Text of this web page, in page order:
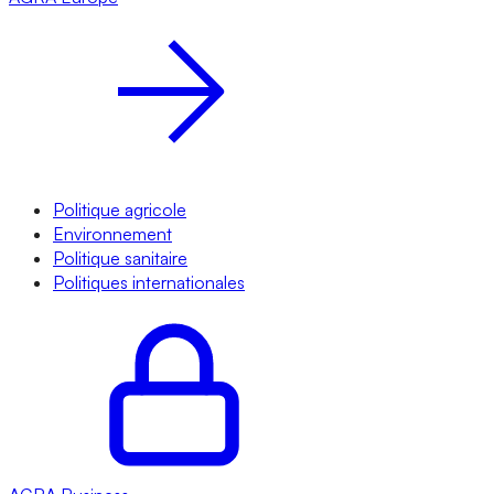
Politique agricole
Environnement
Politique sanitaire
Politiques internationales